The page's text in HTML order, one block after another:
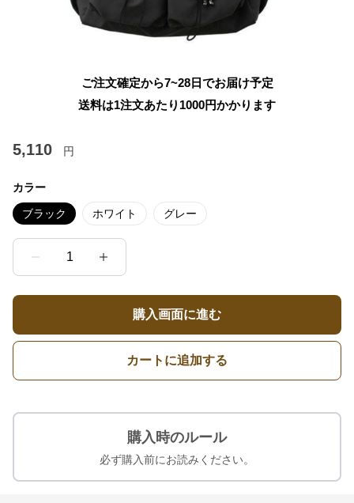
ご注文確定から7~28日でお届け予定
送料は1注文あたり 1000円かかります
5,110 円
カラー
ブラック ホワイト グレー
1
購入画面に進む
カートに追加する
購入時のルール
必ず購入前にお読みください。